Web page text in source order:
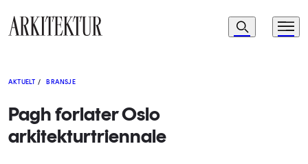
Navigasjon
Søk Meny
AKTUELT / BRANSJE
Pagh forlater Oslo
arkitekturtriennale